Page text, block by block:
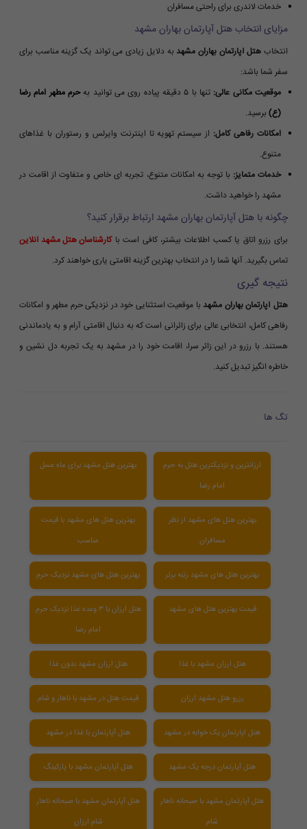
خدمات لاندری برای راحتی مسافران
مزایای انتخاب هتل آپارتمان بهاران مشهد
انتخاب هتل آپارتمان بهاران مشهد به دلایل زیادی می تواند یک گزینه مناسب برای
سفر شما باشد:
موقعیت مکانی عالی: تنها با ۵ دقیقه پیاده روی می توانید به
حرم مطهر امام رضا
(ع) برسید.
امکانات رفاهی کامل: از سیستم تهویه تا اینترنت وایرلس و رستوران با غذاهای
متنوع.
خدمات متمایز: با توجه به امکانات متنوع، تجربه ای خاص و متفاوت از اقامت در
مشهد را خواهید داشت.
چگونه با هتل آپارتمان بهاران مشهد ارتباط برقرار کنید؟
برای رزرو اتاق یا کسب اطلاعات بیشتر، کافی است باکارشناسان هتل مشهد آنلاین
تماس بگیرید. آنها شما را در انتخاب بهترین گزینه اقامتی یاری خواهند کرد.
نتیجه گیری
هتل آپارتمان بهاران مشهد با موقعیت استثنایی خود در نزدیکی حرم مطهر و امکانات
رفاهی کامل، انتخابی عالی برای زائرانی است که به دنبال اقامتی آرام و به یادماندنی
هستند. با رزرو در این زائر سرا، اقامت خود را در مشهد به یک تجربه دل نشین و
خاطره انگیز تبدیل کنید.
تگ ها
ارزانترین و نزدیکترین هتل به حرم
امام رضا
بهترین هتل مشهد برای ماه عسل
بهترین هتل های مشهد از نظر
مسافران
بهترین هتل های مشهد با قیمت
مناسب
بهترین هتل های مشهد رتبه برتر بهترین هتل های مشهد نزدیک حرم
قیمت بهترین هتل های مشهد
هتل ارزان با ۳ وعده غذا نزدیک حرم
امام رضا
هتل ارزان مشهد با غذا هتل ارزان مشهد بدون غذا
رزرو هتل مشهد ارزان قیمت هتل در مشهد با ناهار و شام
هتل اپارتمان یک خوابه در مشهد هتل آپارتمان با غذا در مشهد
هتل آپارتمان درجه یک مشهد هتل آپارتمان مشهد با پارکینگ
هتل آپارتمان مشهد با صبحانه ناهار
شام
هتل آپارتمان مشهد با صبحانه ناهار
شام ارزان